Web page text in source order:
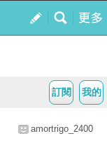
我的
訂閱
amortrigo_2400